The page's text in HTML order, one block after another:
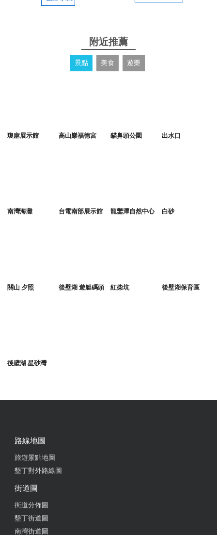
附近推薦
景點 美食 遊樂
瓊麻展示館 高山巖福德宮 貓鼻頭公園 出水口
南灣海灘 台電南部展示館 龍鑾潭自然中心 白砂
關山 夕照 後壁湖 遊艇碼頭 紅柴坑 後壁湖保育區
後壁湖 星砂灣
路線地圖
旅遊景點地圖
墾丁對外路線圖
街道圖
街道分佈圖
墾丁街道圖
南灣街道圖